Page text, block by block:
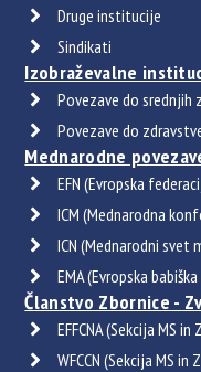
Druge institucije
Sindikati
Izobraževalne
Povezave do srednjih
Povezave do
Mednarodne
EFN (Evropska
ICM (Mednarodna
ICN (Mednarodni svet
EMA (Evropska
Članstvo Zbornice -
EFFCNA (Sekcija MS in
WFCCN (Sekcija MS in